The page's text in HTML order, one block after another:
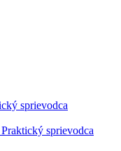
sprievodca
sprievodca